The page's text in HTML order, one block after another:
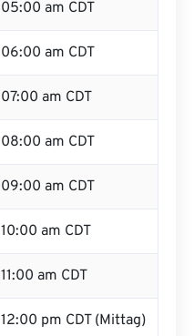
05:00 am CDT
06:00 am CDT
07:00 am CDT
08:00 am CDT
09:00 am CDT
10:00 am CDT
11:00 am CDT
12:00 pm CDT (Mittag)